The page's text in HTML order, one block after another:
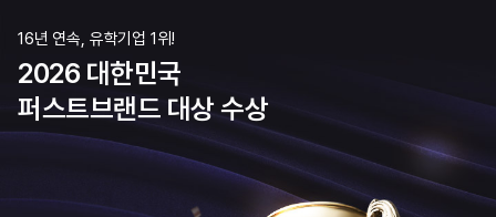
16년 연속, 유학기업 1위!
2026 대한민국
퍼스트브랜드 대상 수상